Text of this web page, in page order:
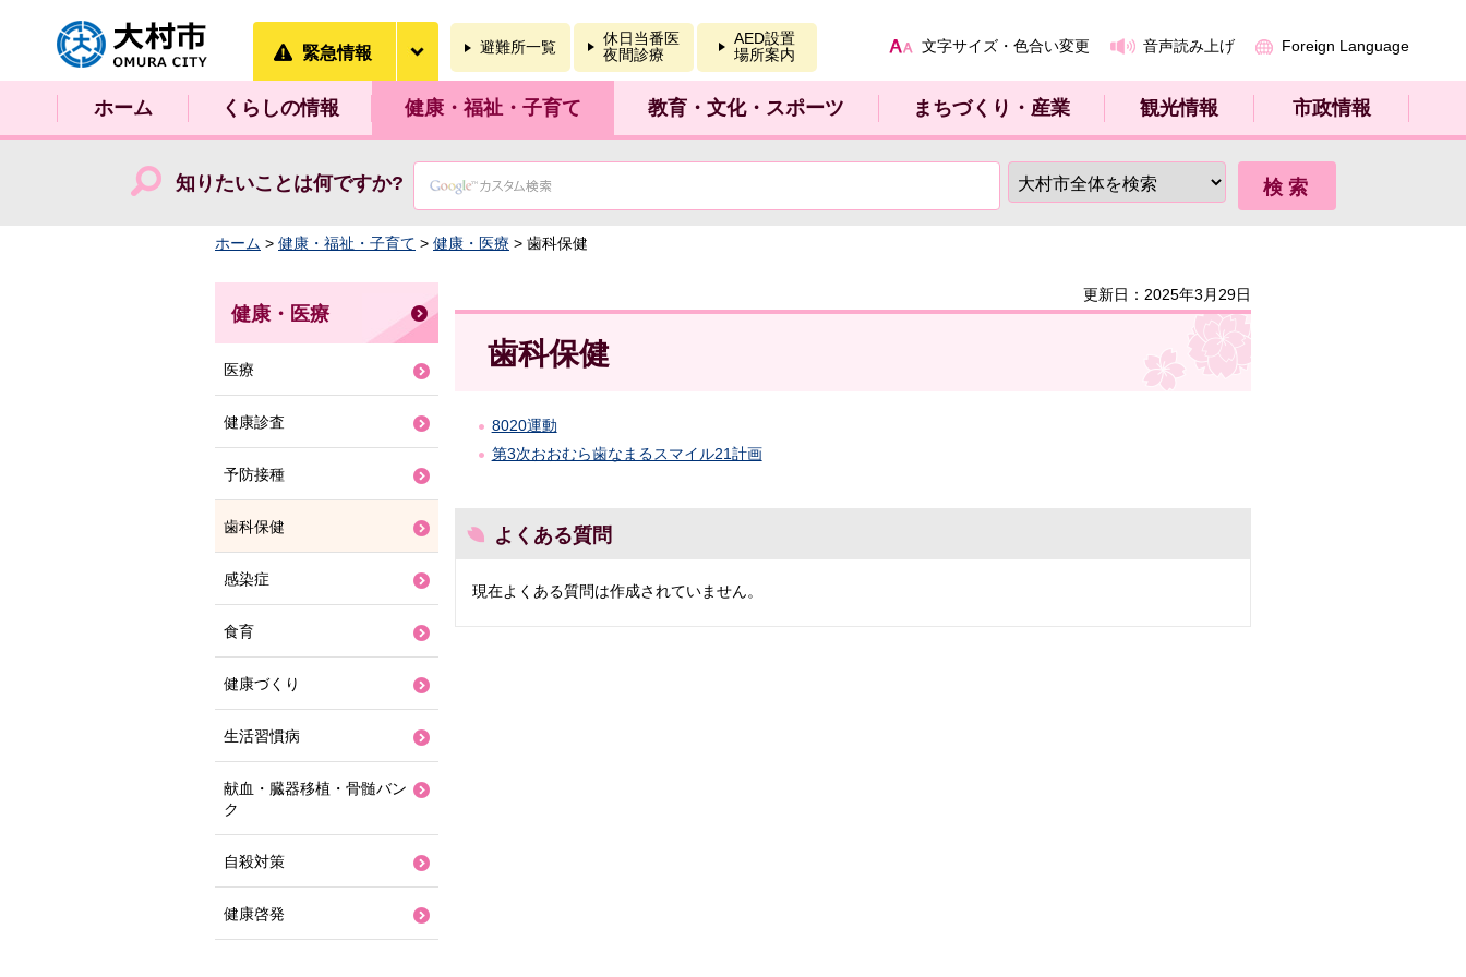
大村市
緊急情報 避難所一覧
休日当番医
夜間診療
AED設置
場所案内
文字サイズ・色合い変更 音声読み上げ Foreign Language
ホーム くらしの情報 健康・福祉・子育て 教育・文化・スポーツ まちづくり・産業 観光情報 市政情報
知りたいことは何ですか?
ホーム > 健康・福祉・子育て > 健康・医療 > 歯科保健
更新日：2025年3月29日
歯科保健
8020運動
第3次おおむら歯なまるスマイル21計画
よくある質問
現在よくある質問は作成されていません。
健康・医療
医療
健康診査
予防接種
歯科保健
感染症
食育
健康づくり
生活習慣病
献血・臓器移植・骨髄バン
ク
自殺対策
健康啓発